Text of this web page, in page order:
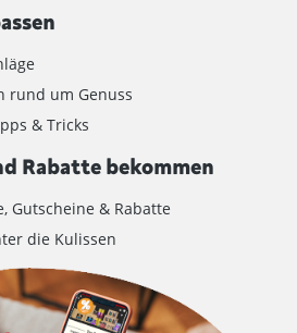
rund um Genuss
& Tricks
Rabatte bekommen
Gutscheine & Rabatte
die Kulissen